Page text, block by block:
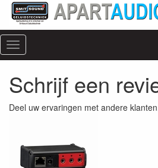
Menu
Schrijf een
Deel uw ervaringen met andere